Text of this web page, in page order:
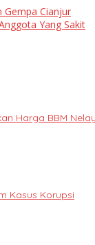
Gempa Cianjur
Yang Sakit
Harga BBM
Kasus Korupsi